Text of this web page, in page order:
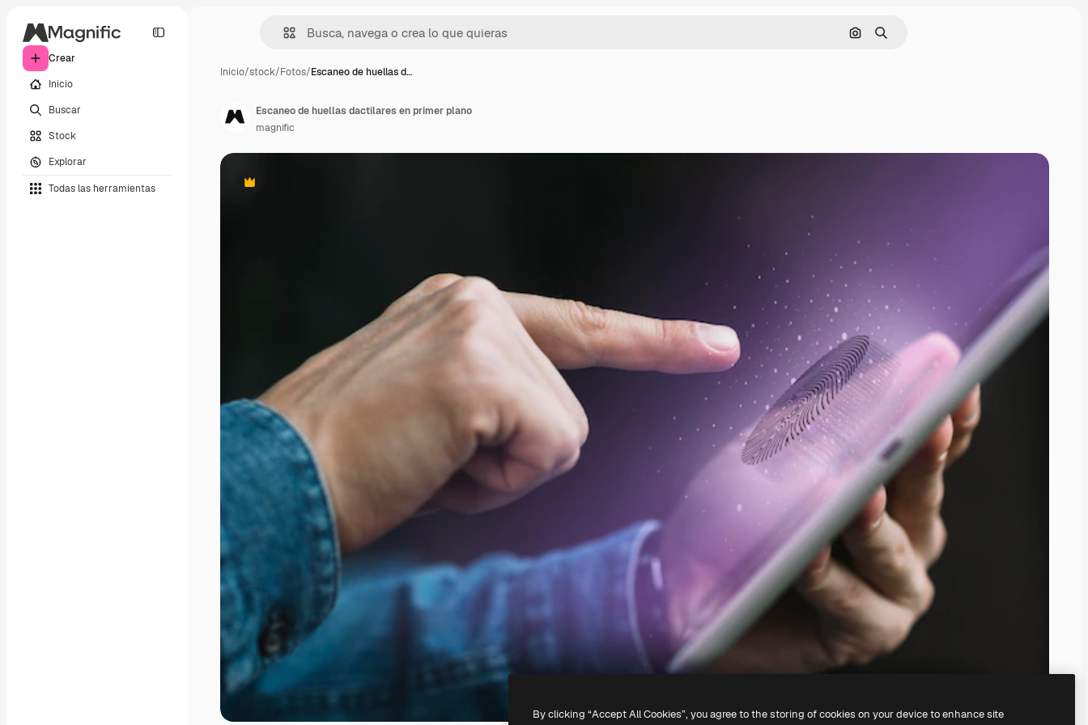
Crear
Inicio
Buscar
Stock
Explorar
Todas las herramientas
Buscar por imagen
Buscar
Inicio/stock/Fotos/Escaneo de huellas d…
Premium
Escaneo de huellas dactilares en primer plano
magnific
By clicking “Accept All Cookies”, you agree to the storing of cookies on your device to enhance site